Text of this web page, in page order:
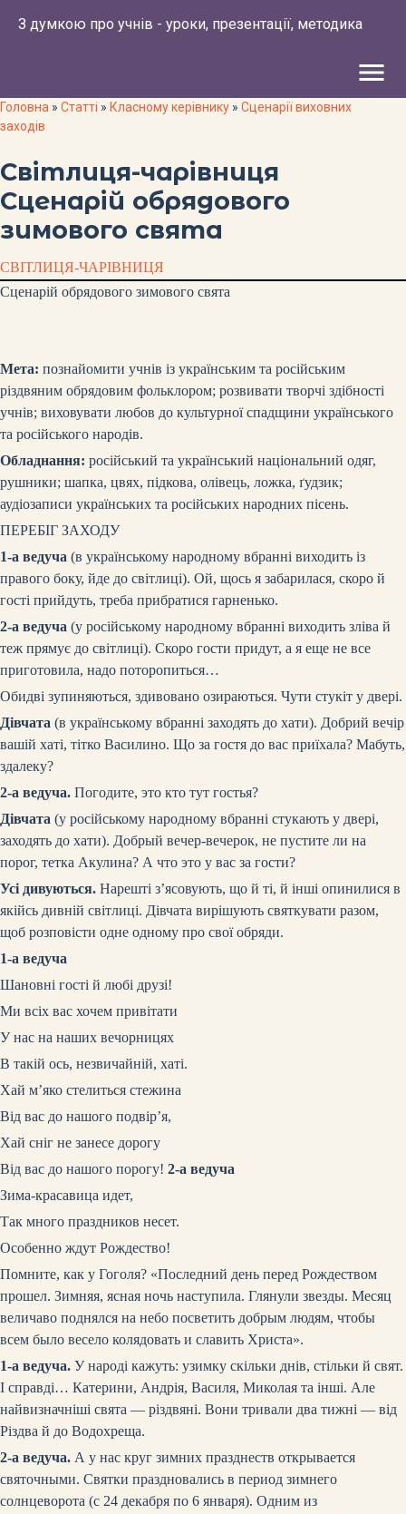
З думкою про учнів - уроки, презентації, методика
menu
Головна » Статті » Класному керівнику » Сценарії виховних
заходів
Світлиця-чарівниця
Сценарій обрядового
зимового свята
СВІТЛИЦЯ-ЧАРІВНИЦЯ
Сценарій обрядового зимового свята
Мета: познайомити учнів із українським та російським
різдвяним обрядовим фольклором; розвивати творчі здібності
учнів; виховувати любов до культурної спадщини українського
та російського народів.
Обладнання: російський та український національний одяг,
рушники; шапка, цвях, підкова, олівець, ложка, ґудзик;
аудіозаписи українських та російських народних пісень.
ПЕРЕБІГ ЗАХОДУ
1-а ведуча (в українському народному вбранні виходить із
правого боку, йде до світлиці). Ой, щось я забарилася, скоро й
гості прийдуть, треба прибратися гарненько.
2-а ведуча (у російському народному вбранні виходить зліва й
теж прямує до світлиці). Скоро гости придут, а я еще не все
приготовила, надо поторопиться…
Обидві зупиняються, здивовано озираються. Чути стукіт у двері.
Дівчата (в українському вбранні заходять до хати). Добрий вечір
вашій хаті, тітко Василино. Що за гостя до вас приїхала? Мабуть,
здалеку?
2-а ведуча. Погодите, это кто тут гостья?
Дівчата (у російському народному вбранні стукають у двері,
заходять до хати). Добрый вечер-вечерок, не пустите ли на
порог, тетка Акулина? А что это у вас за гости?
Усі дивуються. Нарешті з’ясовують, що й ті, й інші опинилися в
якійсь дивній світлиці. Дівчата вирішують святкувати разом,
щоб розповісти одне одному про свої обряди.
1-а ведуча
Шановні гості й любі друзі!
Ми всіх вас хочем привітати
У нас на наших вечорницях
В такій ось, незвичайній, хаті.
Хай м’яко стелиться стежина
Від вас до нашого подвір’я,
Хай сніг не занесе дорогу
Від вас до нашого порогу! 2-а ведуча
Зима-красавица идет,
Так много праздников несет.
Особенно ждут Рождество!
Помните, как у Гоголя? «Последний день перед Рождеством
прошел. Зимняя, ясная ночь наступила. Глянули звезды. Месяц
величаво поднялся на небо посветить добрым людям, чтобы
всем было весело колядовать и славить Христа».
1-а ведуча. У народі кажуть: узимку скільки днів, стільки й свят.
І справді… Катерини, Андрія, Василя, Миколая та інші. Але
найвизначніші свята — різдвяні. Вони тривали два тижні — від
Різдва й до Водохреща.
2-а ведуча. А у нас круг зимних празднеств открывается
святочными. Святки праздновались в период зимнего
солнцеворота (с 24 декабря по 6 января). Одним из